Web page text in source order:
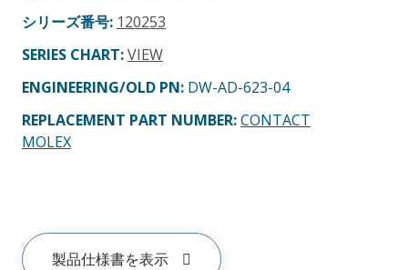
シリーズ番号: 120253
SERIES CHART:VIEW
ENGINEERING/OLD PN: DW-AD-623-04
REPLACEMENT PART NUMBER:CONTACT
MOLEX
製品仕様書を表示